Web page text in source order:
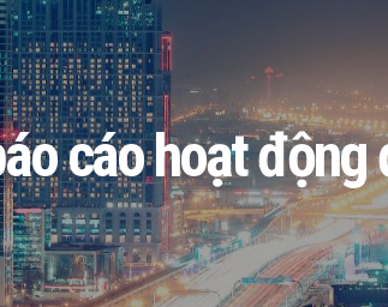
cáo hoạt